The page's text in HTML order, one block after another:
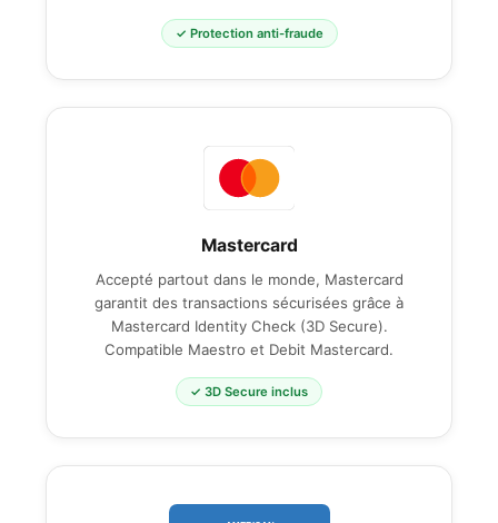
✓ Protection anti-fraude
Mastercard
Accepté partout dans le monde, Mastercard
garantit des transactions sécurisées grâce à
Mastercard Identity Check (3D Secure).
Compatible Maestro et Debit Mastercard.
✓ 3D Secure inclus